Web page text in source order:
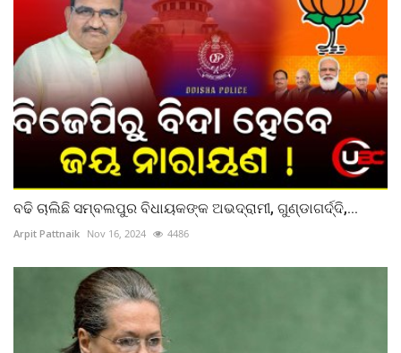
ବଢି ଚାଲିଛି ସମ୍ବଲପୁର ବିଧାୟକଙ୍କ ଅଭଦ୍ରାମୀ, ଗୁଣ୍ଡାଗର୍ଦ୍ଦି,...
Arpit Pattnaik Nov 16, 2024 4486